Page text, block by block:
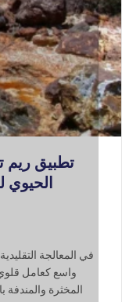
تطبيق ريم
الحيوي
في المعالجة التقليدية
واسع كعامل قلوي،
المخثرة والمندفة